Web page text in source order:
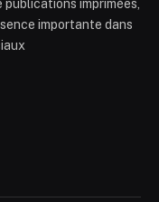
imprimées,
importante dans